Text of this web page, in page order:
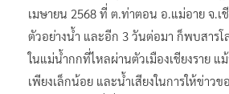
เมษายน 2568 ที่ ต.ท่าตอน อ.แม่อาย จ.เ
ตัวอย่างน้ำ และอีก 3 วันต่อมา ก็พบสาร
ในแม่น้ำกกที่ไหลผ่านตัวเมืองเชียงราย แ
เพียงเล็กน้อย และน้ำเสียงในการให้ข่าวข